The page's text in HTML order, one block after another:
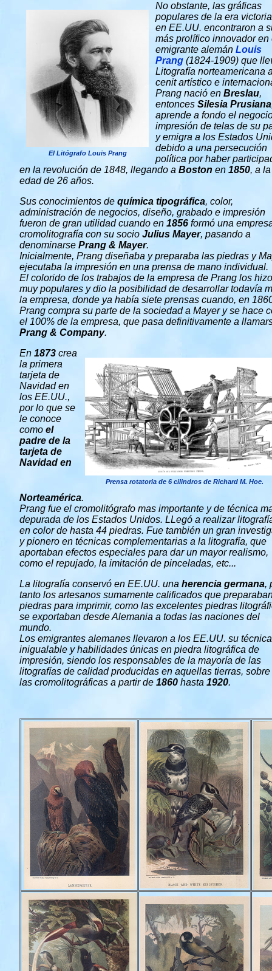
El Litógrafo Louis Prang
No obstante, las gráficas
populares de la era
en EE.UU. encontraron a
más prolífico innovador en
emigrante alemán Louis
Prang (1824-1909) que
Litografía norteamericana
cenit artístico e
Prang nació en Breslau,
entonces Silesia Prusiana
aprende a fondo el
impresión de telas de su
y emigra a los Estados
debido a una persecución
política por haber
en la revolución de 1848, llegando a Boston en 1850, a la
edad de 26 años.
Sus conocimientos de química tipográfica, color,
administración de negocios, diseño, grabado e impresión
fueron de gran utilidad cuando en 1856 formó una
cromolitografía con su socio Julius Mayer, pasando a
denominarse Prang & Mayer.
Inicialmente, Prang diseñaba y preparaba las piedras y
ejecutaba la impresión en una prensa de mano individual.
El colorido de los trabajos de la empresa de Prang los hizo
muy populares y dio la posibilidad de desarrollar todavía
la empresa, donde ya había siete prensas cuando, en
Prang compra su parte de la sociedad a Mayer y se hace
el 100% de la empresa, que pasa definitivamente a
Prang & Company.
Prensa rotatoria de 6 cilindros de Richard M. Hoe.
En 1873 crea
la primera
tarjeta de
Navidad en
los EE.UU.,
por lo que se
le conoce
como el
padre de la
tarjeta de
Navidad en
Norteamérica.
Prang fue el cromolitógrafo mas importante y de técnica
depurada de los Estados Unidos. LLegó a realizar
en color de hasta 44 piedras. Fue también un gran
y pionero en técnicas complementarias a la litografía, que
aportaban efectos especiales para dar un mayor realismo,
como el repujado, la imitación de pinceladas, etc...
La litografía conservó en EE.UU. una herencia germana,
tanto los artesanos sumamente calificados que
piedras para imprimir, como las excelentes piedras
se exportaban desde Alemania a todas las naciones del
mundo.
Los emigrantes alemanes llevaron a los EE.UU. su técnica
inigualable y habilidades únicas en piedra litográfica de
impresión, siendo los responsables de la mayoría de las
litografías de calidad producidas en aquellas tierras, sobre
las cromolitográficas a partir de 1860 hasta 1920.